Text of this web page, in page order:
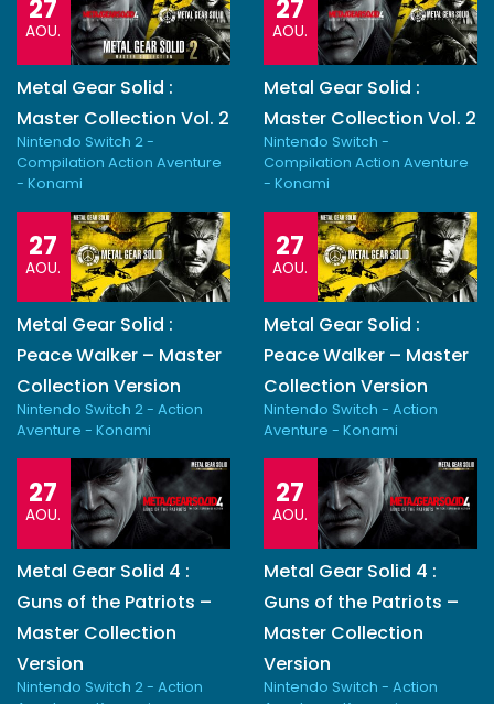
27
AOU.
Metal Gear Solid :
Master Collection Vol. 2
Nintendo Switch 2 -
Compilation Action Aventure
- Konami
27
AOU.
Metal Gear Solid :
Master Collection Vol. 2
Nintendo Switch -
Compilation Action Aventure
- Konami
27
AOU.
Metal Gear Solid :
Peace Walker – Master
Collection Version
Nintendo Switch 2 - Action
Aventure - Konami
27
AOU.
Metal Gear Solid :
Peace Walker – Master
Collection Version
Nintendo Switch - Action
Aventure - Konami
27
AOU.
Metal Gear Solid 4 :
Guns of the Patriots –
Master Collection
Version
Nintendo Switch 2 - Action
27
AOU.
Metal Gear Solid 4 :
Guns of the Patriots –
Master Collection
Version
Nintendo Switch - Action